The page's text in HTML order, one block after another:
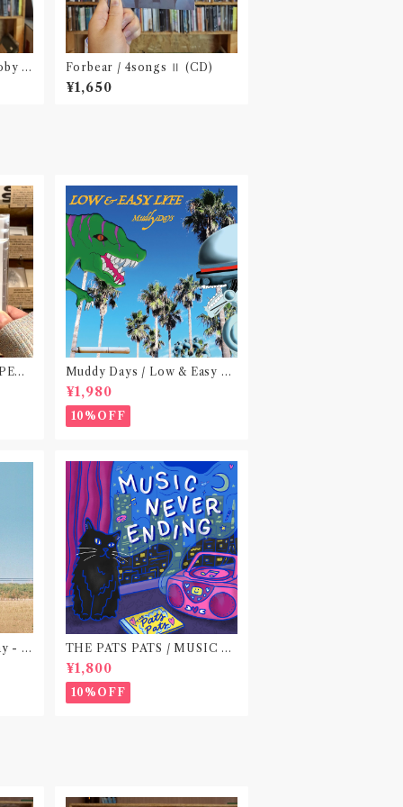
D Forbear / 4songs Ⅱ (CD)
¥1,650
Muddy Days / Low & Easy Li
fe〝東京〟
¥1,980
10%OFF
- E
THE PATS PATS / MUSIC N
EVER ENDING(CD作品)
¥1,800
10%OFF